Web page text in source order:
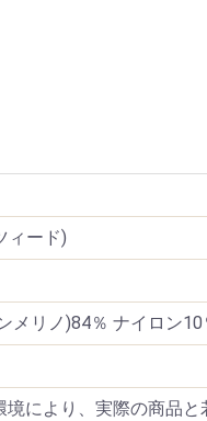
ィード)
メリノ)84％ ナイロン
境により、実際の商品